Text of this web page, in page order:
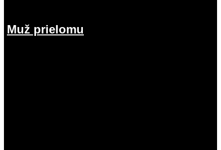
Muž prielomu